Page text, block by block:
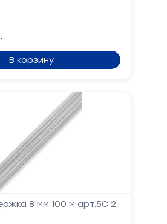
В корзину
8 мм 100 м арт.5С 2